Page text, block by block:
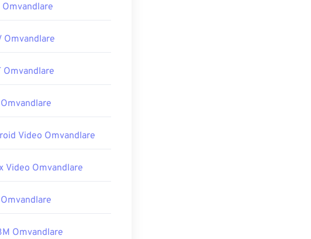
Omvandlare
Omvandlare
Omvandlare
Video Omvandlare
Video Omvandlare
Omvandlare